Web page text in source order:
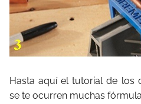
Hasta aquí el tutorial de los
se te ocurren muchas